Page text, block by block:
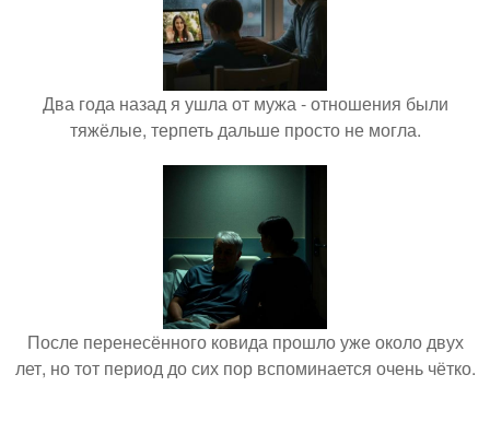
Два года назад я ушла от мужа - отношения были
тяжёлые, терпеть дальше просто не могла.
После перенесённого ковида прошло уже около двух
лет, но тот период до сих пор вспоминается очень чётко.